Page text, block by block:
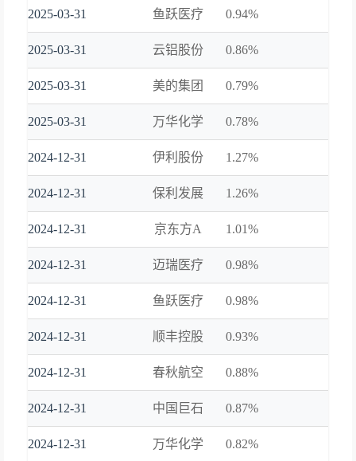
2025-03-31 鱼跃医疗 0.94%
2025-03-31 云铝股份 0.86%
2025-03-31 美的集团 0.79%
2025-03-31 万华化学 0.78%
2024-12-31 伊利股份 1.27%
2024-12-31 保利发展 1.26%
2024-12-31 京东方A 1.01%
2024-12-31 迈瑞医疗 0.98%
2024-12-31 鱼跃医疗 0.98%
2024-12-31 顺丰控股 0.93%
2024-12-31 春秋航空 0.88%
2024-12-31 中国巨石 0.87%
2024-12-31 万华化学 0.82%